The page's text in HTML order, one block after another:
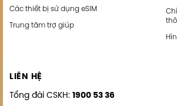
Các thiết bị sử dụng eSIM
Trung tâm trợ giúp
LIÊN HỆ
Tổng đài CSKH: 1900 53 36